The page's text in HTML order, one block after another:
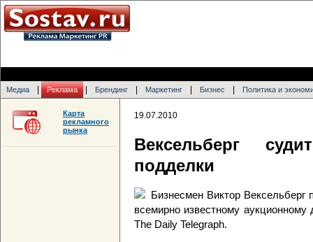
Медиа Реклама Брендинг Маркетинг Бизнес Политика и
19.07.2010
Вексельберг
подделки
Бизнесмен Виктор
всемирно известному
The Daily Telegraph.
Карта
рекламного
рынка